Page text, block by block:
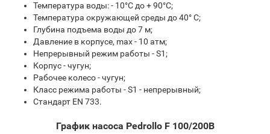
Температура воды: - 10°С до + 90°С;
Температура окружающей среды до 40° С;
Глубина подъема воды до 7 м;
Давление в корпусе, max - 10 атм;
Непрерывный режим работы - S1;
Корпус - чугун;
Рабочее колесо - чугун;
Класс режима работы - S1 - непрерывный;
Стандарт EN 733.
График насоса Pedrollo F 100/200B